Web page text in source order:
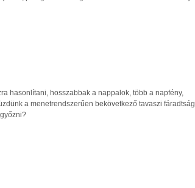
hasonlítani, hosszabbak a nappalok, több a napfény,
a menetrendszerűen bekövetkező tavaszi fáradtság